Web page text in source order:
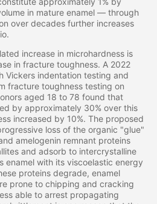
in mature enamel — through
over decades further increases
increase in microhardness is
in fracture toughness. A 2022
Vickers indentation testing and
fracture toughness testing on
aged 18 to 78 found that
by approximately 30% over this
increased by 10%. The proposed
loss of the organic "glue"
amelogenin remnant proteins
and adsorb to intercrystalline
with its viscoelastic energy
proteins degrade, enamel
prone to chipping and cracking
able to arrest propagating